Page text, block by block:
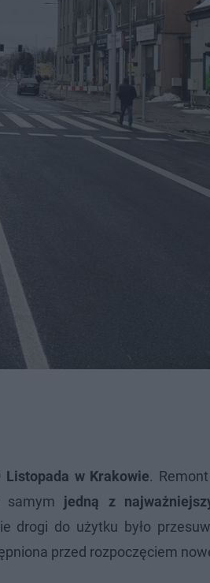
Listopada w Krakowie.
jedną z
drogi do użytku było
przed rozpoczęciem